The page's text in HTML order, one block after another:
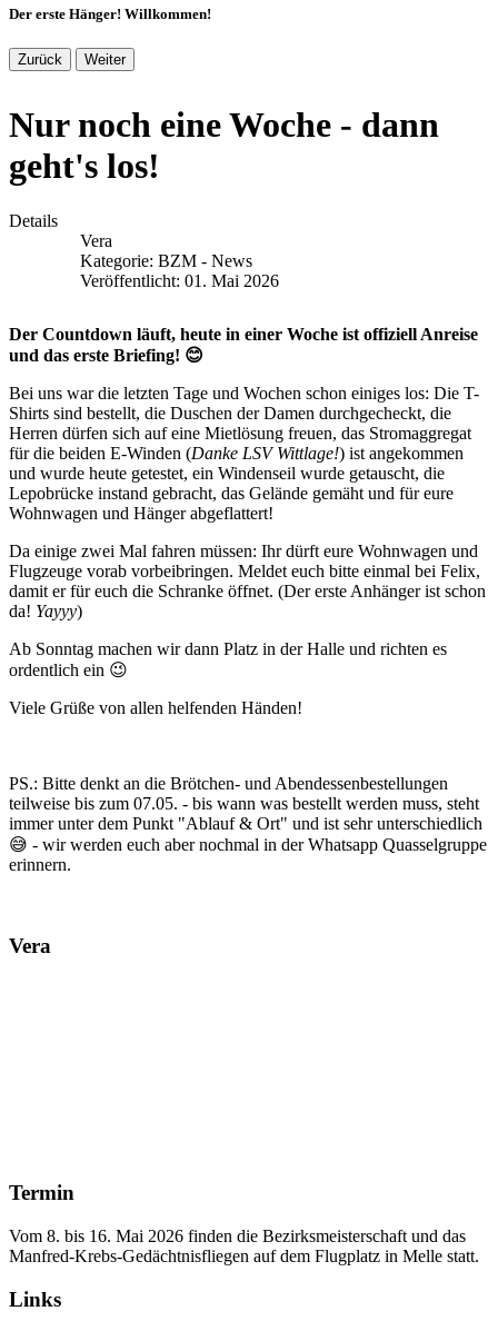
Der erste Hänger! Willkommen!
Zurück Weiter
Nur noch eine Woche - dann
geht's los!
Details
Vera
Kategorie: BZM - News
Veröffentlicht: 01. Mai 2026
Der Countdown läuft, heute in einer Woche ist offiziell Anreise
und das erste Briefing! 😊
Bei uns war die letzten Tage und Wochen schon einiges los: Die T-
Shirts sind bestellt, die Duschen der Damen durchgecheckt, die
Herren dürfen sich auf eine Mietlösung freuen, das Stromaggregat
für die beiden E-Winden (Danke LSV Wittlage!) ist angekommen
und wurde heute getestet, ein Windenseil wurde getauscht, die
Lepobrücke instand gebracht, das Gelände gemäht und für eure
Wohnwagen und Hänger abgeflattert!
Da einige zwei Mal fahren müssen: Ihr dürft eure Wohnwagen und
Flugzeuge vorab vorbeibringen. Meldet euch bitte einmal bei Felix,
damit er für euch die Schranke öffnet. (Der erste Anhänger ist schon
da! Yayyy)
Ab Sonntag machen wir dann Platz in der Halle und richten es
ordentlich ein 😉
Viele Grüße von allen helfenden Händen!
PS.: Bitte denkt an die Brötchen- und Abendessenbestellungen
teilweise bis zum 07.05. - bis wann was bestellt werden muss, steht
immer unter dem Punkt "Ablauf & Ort" und ist sehr unterschiedlich
😅 - wir werden euch aber nochmal in der Whatsapp Quasselgruppe
erinnern.
Vera
Termin
Vom 8. bis 16. Mai 2026 finden die Bezirksmeisterschaft und das
Manfred‑Krebs‑Gedächtnisfliegen auf dem Flugplatz in Melle statt.
Links